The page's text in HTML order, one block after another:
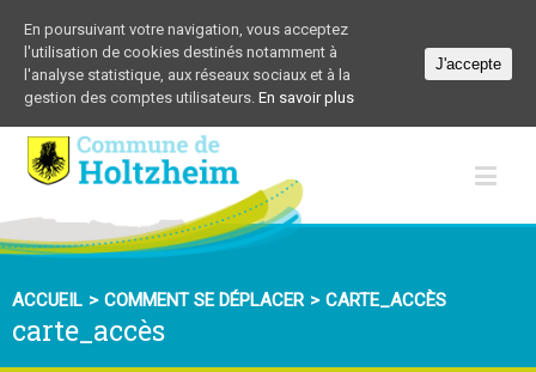
ACCUEIL > COMMENT SE DÉPLACER > CARTE_ACCÈS
carte_accès
En poursuivant votre navigation, vous acceptez
l'utilisation de cookies destinés notamment à
l'analyse statistique, aux réseaux sociaux et à la
gestion des comptes utilisateurs. En savoir plus
J'accepte